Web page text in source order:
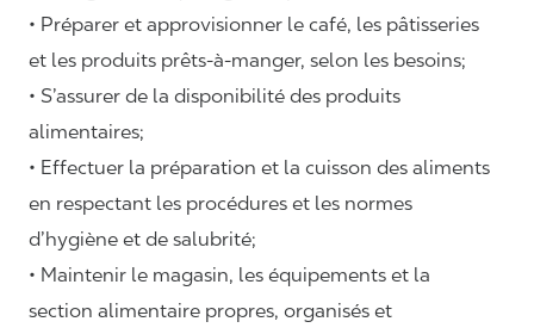
• Préparer et approvisionner le café, les pâtisseries
et les produits prêts-à-manger, selon les besoins;
• S’assurer de la disponibilité des produits
alimentaires;
• Effectuer la préparation et la cuisson des aliments
en respectant les procédures et les normes
d’hygiène et de salubrité;
• Maintenir le magasin, les équipements et la
section alimentaire propres, organisés et